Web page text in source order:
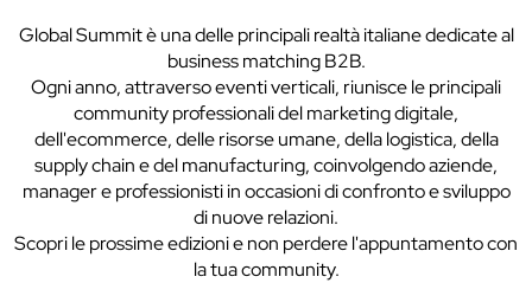
Global Summit è una delle principali realtà italiane dedicate al
business matching B2B.
Ogni anno, attraverso eventi verticali, riunisce le principali
community professionali del marketing digitale,
dell'ecommerce, delle risorse umane, della logistica, della
supply chain e del manufacturing, coinvolgendo aziende,
manager e professionisti in occasioni di confronto e sviluppo
di nuove relazioni.
Scopri le prossime edizioni e non perdere l'appuntamento con
la tua community.